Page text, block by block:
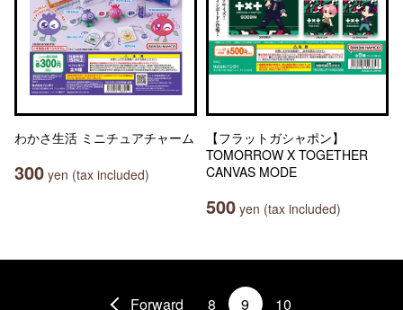
わかさ生活 ミニチュアチャーム
300 yen (tax included)
【フラットガシャポン】
TOMORROW X TOGETHER
CANVAS MODE
500 yen (tax included)
Forward 8 9 10